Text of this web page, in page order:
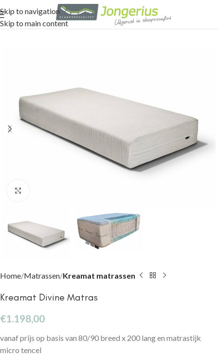
Skip to navigation
Skip to main content
Home Matrassen Kreamat matrassen
Kreamat Divine Matras
€1.198,00
vanaf prijs op basis van 80/90 breed x 200 lang en matrastijk
micro tencel